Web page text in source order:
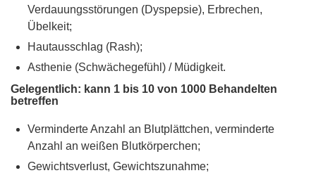
Verdauungsstörungen (Dyspepsie), Erbrechen,
Übelkeit;
Hautausschlag (Rash);
Asthenie (Schwächegefühl) / Müdigkeit.
Gelegentlich: kann 1 bis 10 von 1000 Behandelten
betreffen
Verminderte Anzahl an Blutplättchen, verminderte
Anzahl an weißen Blutkörperchen;
Gewichtsverlust, Gewichtszunahme;